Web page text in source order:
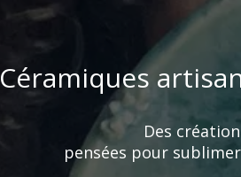
Céramiques
Des
pensées pour